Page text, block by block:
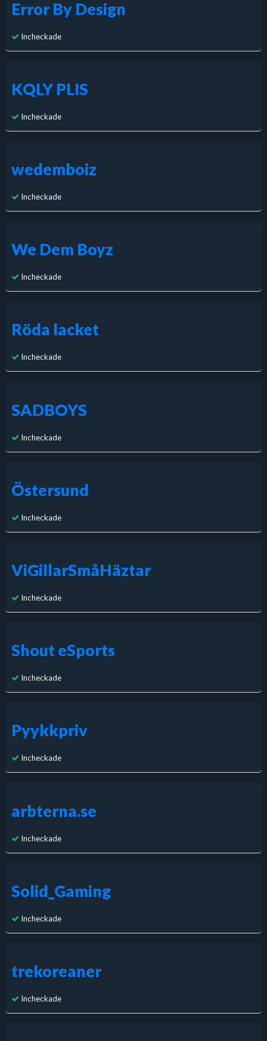
Error By Design
Incheckade
KQLY PLIS
Incheckade
wedemboiz
Incheckade
We Dem Boyz
Incheckade
Röda lacket
Incheckade
SADBOYS
Incheckade
Östersund
Incheckade
ViGillarSmåHäztar
Incheckade
Shout eSports
Incheckade
Pyykkpriv
Incheckade
arbterna.se
Incheckade
Solid_Gaming
Incheckade
trekoreaner
Incheckade